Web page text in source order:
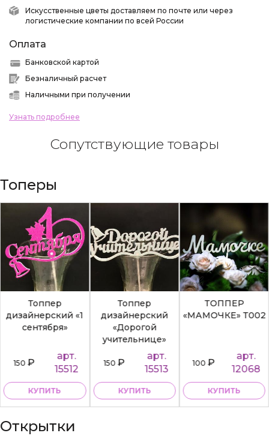
Искусственные цветы доставляем по почте или через
логистические компании по всей России
Оплата
Банковской картой
Безналичный расчет
Наличными при получении
Узнать подробнее
Сопутствующие товары
Топеры
Топпер
дизайнерский «1
сентября»
150₽
арт.
15512
КУПИТЬ
Топпер
дизайнерский
«Дорогой
учительнице»
150₽
арт.
15513
КУПИТЬ
ТОППЕР
«МАМОЧКЕ» Т002
100₽
арт.
12068
КУПИТЬ
Открытки